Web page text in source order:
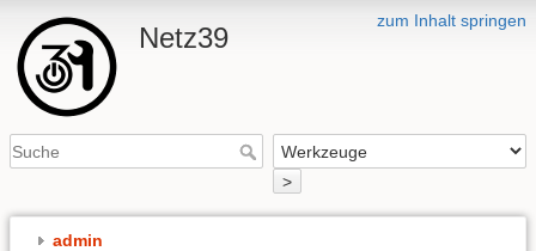
zum Inhalt springen
Netz39
>
admin